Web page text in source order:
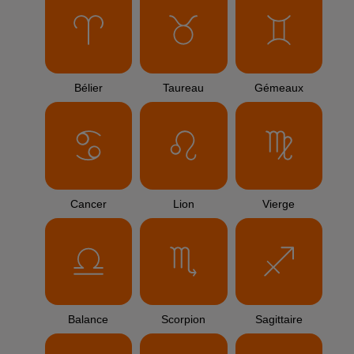
Bélier Taureau Gémeaux
Cancer Lion Vierge
Balance Scorpion Sagittaire